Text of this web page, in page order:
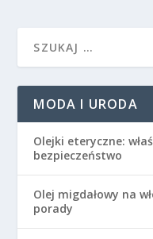
MODA I URODA
Olejki eteryczne:
bezpieczeństwo
Olej migdałowy na
porady